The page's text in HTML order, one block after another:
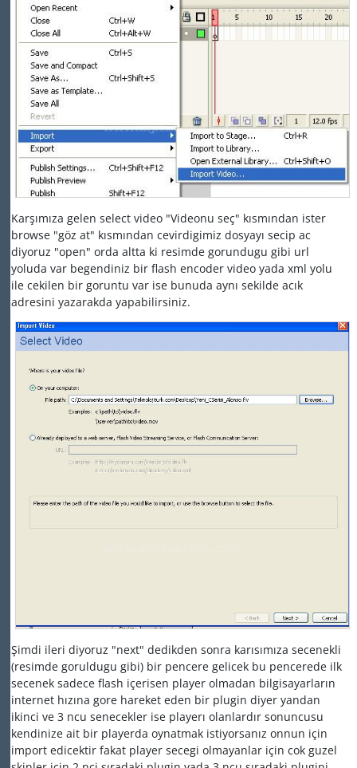
Karşımıza gelen select video "Videonu seç" kısmından ister
browse "göz at" kısmından cevirdigimiz dosyayı secip ac
diyoruz "open" orda altta ki resimde gorundugu gibi url
yoluda var begendiniz bir flash encoder video yada xml yolu
ile cekilen bir goruntu var ise bunuda aynı sekilde acık
adresini yazarakda yapabilirsiniz.
Şimdi ileri diyoruz "next" dedikden sonra karısımıza secenekli
(resimde goruldugu gibi) bir pencere gelicek bu pencerede ilk
secenek sadece flash içerisen player olmadan bilgisayarların
internet hızına gore hareket eden bir plugin diyer yandan
ikinci ve 3 ncu senecekler ise playerı olanlardır sonuncusu
kendinize ait bir playerda oynatmak istiyorsanız onnun için
import edicektir fakat player secegi olmayanlar için cok guzel